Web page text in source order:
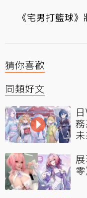
《宅男打籃球
猜你喜歡
同類好文